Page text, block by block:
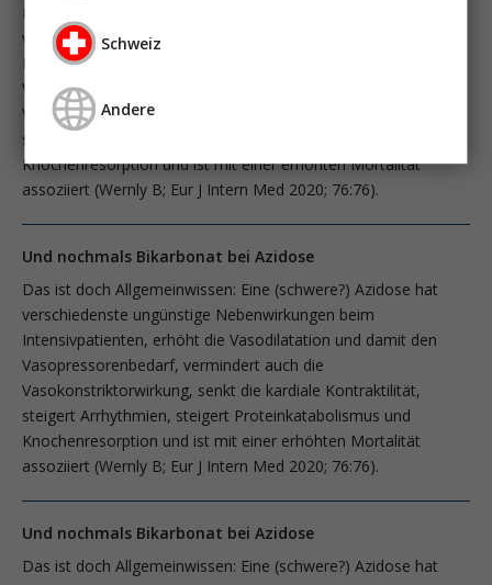
Das ist doch Allgemeinwissen: Eine (schwere?) Azidose hat
verschiedenste ungünstige Nebenwirkungen beim
Intensivpatienten, erhöht die Vasodilata­tion und damit den
Vasopressorenbedarf, vermindert auch die
Vasokonstriktorwirkung, senkt die kardiale Kontraktilität,
steigert Arrhythmien, steigert Proteinkatabolismus und
Knochenresorption und ist mit einer erhöhten Mortalität
assoziiert (Wernly B; Eur J Intern Med 2020; 76:76).
Und nochmals Bikarbonat bei Azidose
Das ist doch Allgemeinwissen: Eine (schwere?) Azidose hat
verschiedenste ungünstige Nebenwirkungen beim
Intensivpatienten, erhöht die Vasodilata­tion und damit den
Vasopressorenbedarf, vermindert auch die
Vasokonstriktorwirkung, senkt die kardiale Kontraktilität,
steigert Arrhythmien, steigert Proteinkatabolismus und
Knochenresorption und ist mit einer erhöhten Mortalität
assoziiert (Wernly B; Eur J Intern Med 2020; 76:76).
Und nochmals Bikarbonat bei Azidose
Das ist doch Allgemeinwissen: Eine (schwere?) Azidose hat
Schweiz
Andere